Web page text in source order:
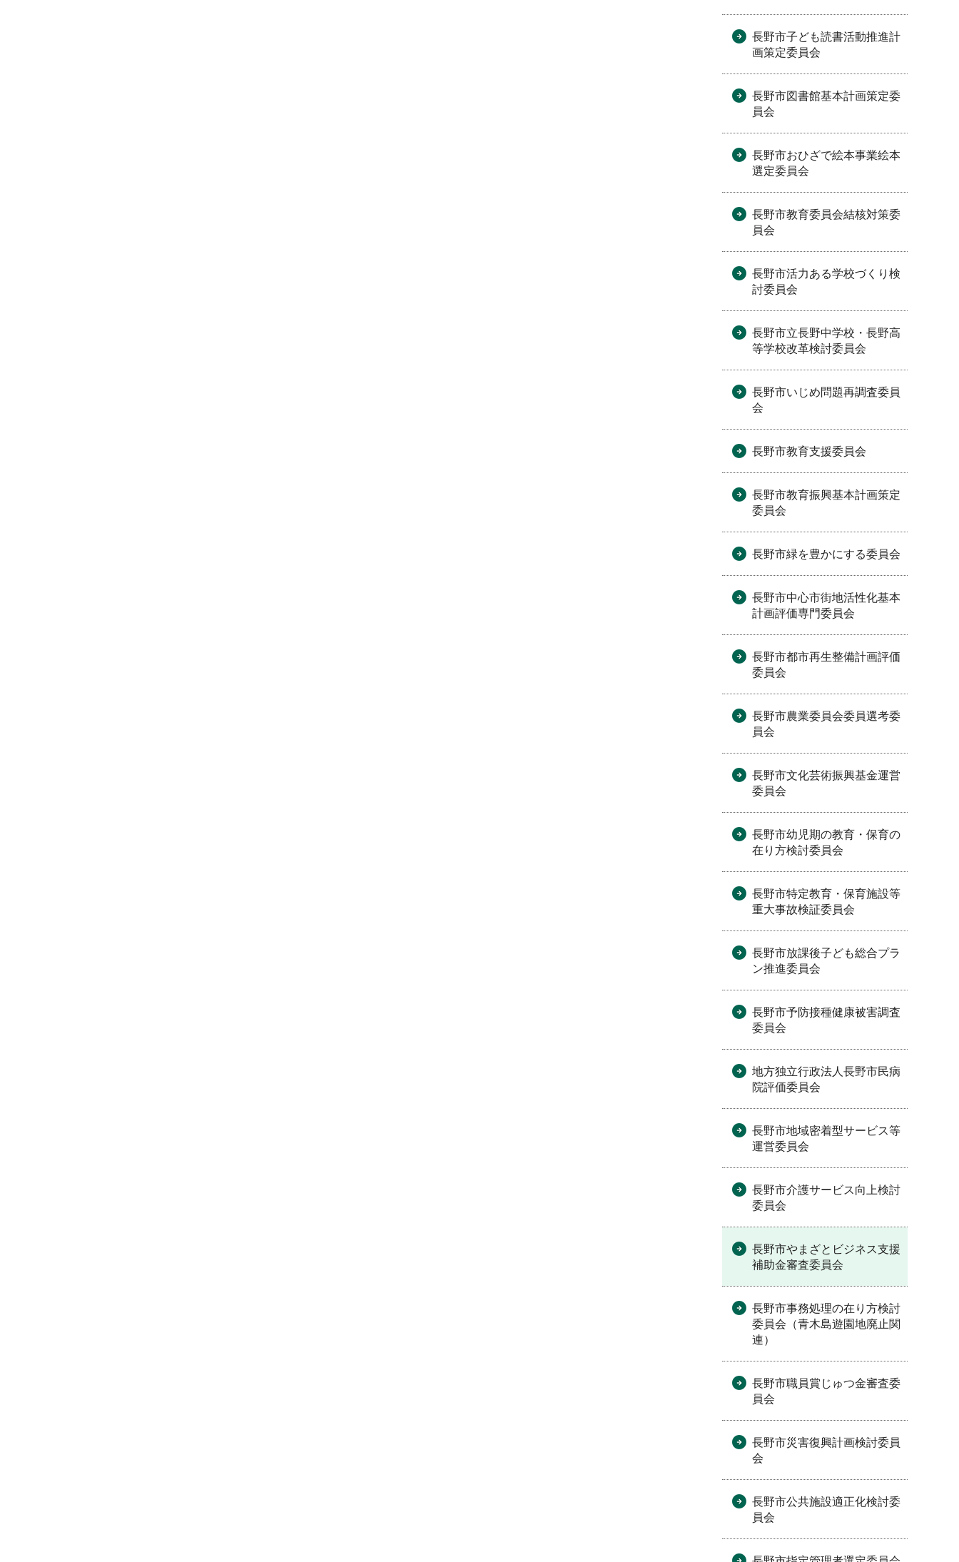
長野市子ども読書活動推進計
画策定委員会
長野市図書館基本計画策定委
員会
長野市おひざで絵本事業絵本
選定委員会
長野市教育委員会結核対策委
員会
長野市活力ある学校づくり検
討委員会
長野市立長野中学校・長野高
等学校改革検討委員会
長野市いじめ問題再調査委員
会
長野市教育支援委員会
長野市教育振興基本計画策定
委員会
長野市緑を豊かにする委員会
長野市中心市街地活性化基本
計画評価専門委員会
長野市都市再生整備計画評価
委員会
長野市農業委員会委員選考委
員会
長野市文化芸術振興基金運営
委員会
長野市幼児期の教育・保育の
在り方検討委員会
長野市特定教育・保育施設等
重大事故検証委員会
長野市放課後子ども総合プラ
ン推進委員会
長野市予防接種健康被害調査
委員会
地方独立行政法人長野市民病
院評価委員会
長野市地域密着型サービス等
運営委員会
長野市介護サービス向上検討
委員会
長野市やまざとビジネス支援
補助金審査委員会
長野市事務処理の在り方検討
委員会（青木島遊園地廃止関
連）
長野市職員賞じゅつ金審査委
員会
長野市災害復興計画検討委員
会
長野市公共施設適正化検討委
員会